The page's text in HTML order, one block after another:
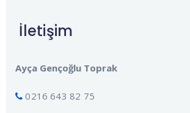
İletişim
Ayça Gençoğlu Toprak
0216 643 82 75